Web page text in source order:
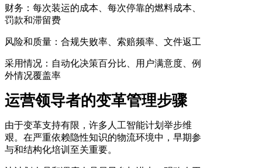
财务：每次装运的成本、每次停靠的燃料成本、
罚款和滞留费
风险和质量：合规失败率、索赔频率、文件返工
采用情况：自动化决策百分比、用户满意度、例
外情况覆盖率
运营领导者的变革管理步骤
由于变革支持有限，许多人工智能计划举步维
艰。在严重依赖隐性知识的物流环境中，早期参
与和结构化培训至关重要。